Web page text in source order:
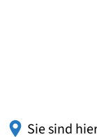
Sie sind